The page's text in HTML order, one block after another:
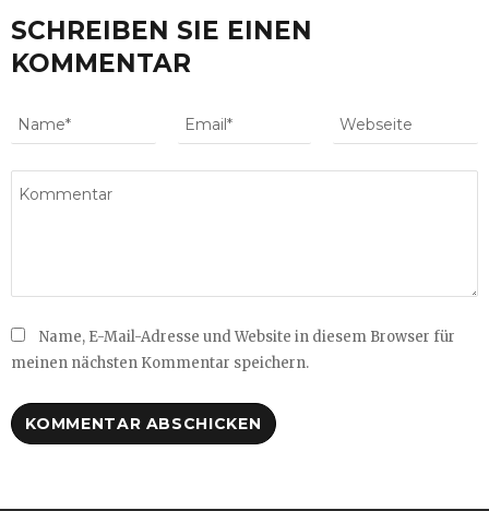
SCHREIBEN SIE EINEN
KOMMENTAR
Name, E-Mail-Adresse und Website in diesem Browser für
meinen nächsten Kommentar speichern.